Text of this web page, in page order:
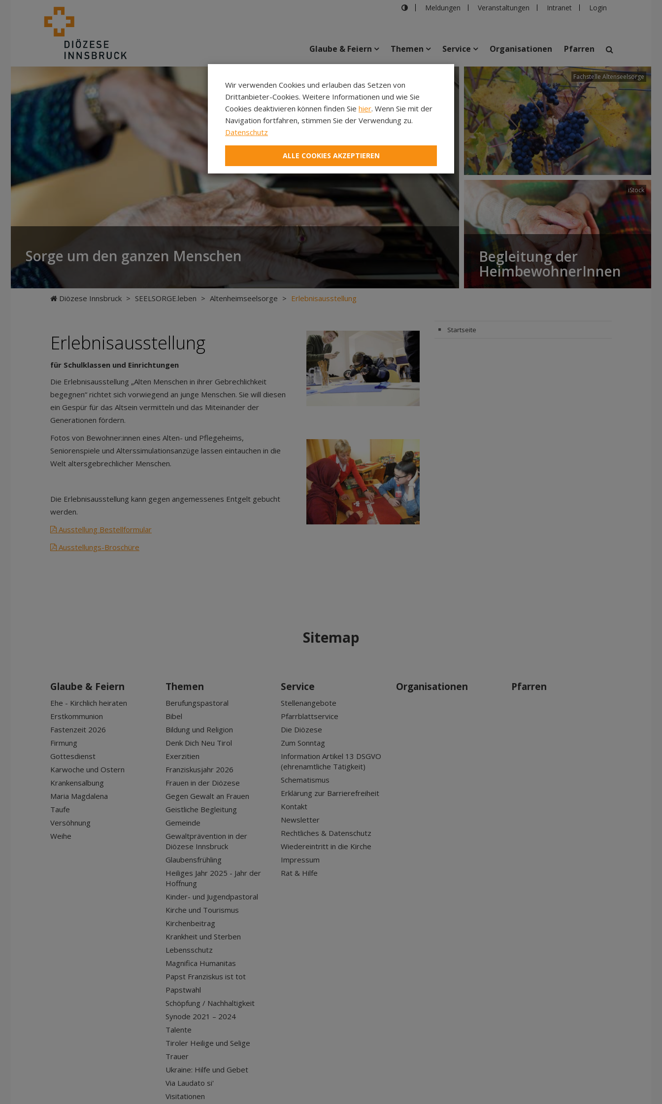
Meldungen Veranstaltungen Intranet Login
suchen
Veranstaltungen Personen Pfarren Einrichtungen
Glaube & Feiern Themen Service Organisationen Pfarren
Sorge um den ganzen Menschen
Fachstelle Altenseelsorge
iStock
Begleitung der
HeimbewohnerInnen
Diözese Innsbruck > SEELSORGE.leben > Altenheimseelsorge > Erlebnisausstellung
Erlebnisausstellung
für Schulklassen und Einrichtungen
Die Erlebnisausstellung „Alten Menschen in ihrer Gebrechlichkeit
begegnen“ richtet sich vorwiegend an junge Menschen. Sie will diesen
ein Gespür für das Altsein vermitteln und das Miteinander der
Generationen fördern.
Fotos von Bewohner:innen eines Alten- und Pflegeheims,
Seniorenspiele und Alterssimulationsanzüge lassen eintauchen in die
Welt altersgebrechlicher Menschen.
Die Erlebnisausstellung kann gegen angemessenes Entgelt gebucht
werden.
Ausstellung Bestellformular
Ausstellungs-Broschüre
Startseite
Sitemap
Glaube & Feiern
Ehe - Kirchlich heiraten
Erstkommunion
Fastenzeit 2026
Firmung
Gottesdienst
Karwoche und Ostern
Krankensalbung
Maria Magdalena
Taufe
Versöhnung
Weihe
Themen
Berufungspastoral
Bibel
Bildung und Religion
Denk Dich Neu Tirol
Exerzitien
Franziskusjahr 2026
Frauen in der Diözese
Gegen Gewalt an Frauen
Geistliche Begleitung
Gemeinde
Gewaltprävention in der
Diözese Innsbruck
Glaubensfrühling
Heiliges Jahr 2025 - Jahr der
Hoffnung
Kinder- und Jugendpastoral
Kirche und Tourismus
Kirchenbeitrag
Krankheit und Sterben
Lebensschutz
Magnifica Humanitas
Papst Franziskus ist tot
Papstwahl
Schöpfung / Nachhaltigkeit
Synode 2021 – 2024
Talente
Tiroler Heilige und Selige
Trauer
Ukraine: Hilfe und Gebet
Via Laudato si'
Visitationen
Service
Stellenangebote
Pfarrblattservice
Die Diözese
Zum Sonntag
Information Artikel 13 DSGVO
(ehrenamtliche Tätigkeit)
Schematismus
Erklärung zur Barrierefreiheit
Kontakt
Newsletter
Rechtliches & Datenschutz
Wiedereintritt in die Kirche
Impressum
Rat & Hilfe
Organisationen Pfarren
Wir verwenden Cookies und erlauben das Setzen von
Drittanbieter-Cookies. Weitere Informationen und wie Sie
Cookies deaktivieren können finden Sie hier. Wenn Sie mit der
Navigation fortfahren, stimmen Sie der Verwendung zu.
Datenschutz
ALLE COOKIES AKZEPTIEREN